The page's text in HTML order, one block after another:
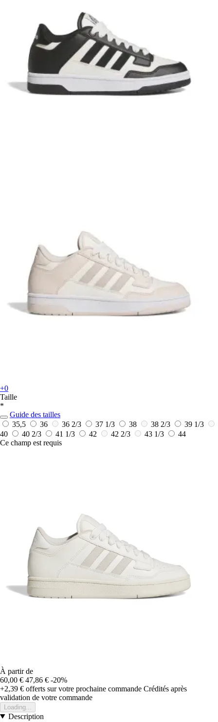
+0
Taille
*
Guide des tailles
35,5
36 36 2/3 37 1/3 38 38 2/3
39 1/3
40
40 2/3 41 1/3 42 42 2/3 43 1/3
44
Ce champ est requis
À partir de
60,00 € 47,86 € -20%
+2,39 € offerts sur votre prochaine commande Crédités après
validation de votre commande
Loading...
Description